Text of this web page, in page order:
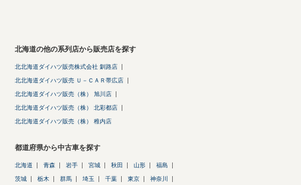
北海道の他の系列店から販売店を探す
北北海道ダイハツ販売株式会社 釧路店
北北海道ダイハツ販売 Ｕ－ＣＡＲ帯広店
北北海道ダイハツ販売（株） 旭川店
北北海道ダイハツ販売（株） 北彩都店
北北海道ダイハツ販売（株） 稚内店
都道府県から中古車を探す
北海道 青森 岩手 宮城 秋田 山形 福島
茨城 栃木 群馬 埼玉 千葉 東京 神奈川